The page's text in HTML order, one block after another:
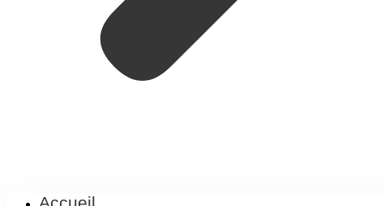
Accueil